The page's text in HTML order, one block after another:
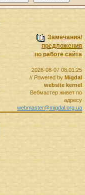
Замечания/
предложения
по работе сайта
2026-08-07 08:01:25
// Powered by Migdal
website kernel
Вебмастер живет по
адресу
webmaster@migdal.org.ua